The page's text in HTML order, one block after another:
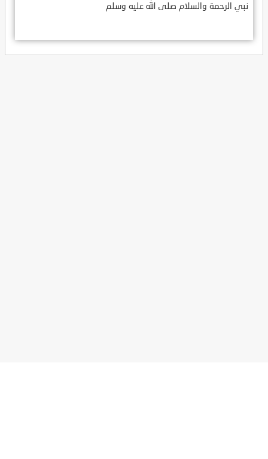
نبي الرحمة والسلام صلى الله عليه وسلم